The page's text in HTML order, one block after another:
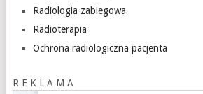
Radiologia zabiegowa
Radioterapia
Ochrona radiologiczna pacjenta
R E K L A M A